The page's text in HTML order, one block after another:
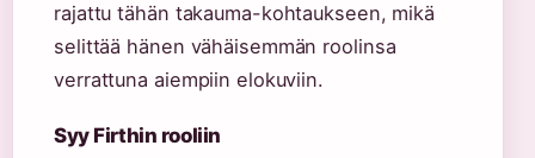
rajattu tähän takauma-kohtaukseen, mikä
selittää hänen vähäisemmän roolinsa
verrattuna aiempiin elokuviin.
Syy Firthin rooliin